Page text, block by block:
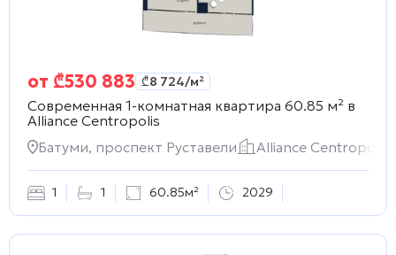
от ₾530 883 ₾8 724/м²
Современная 1-комнатная квартира 60.85 м² в
Alliance Centropolis
Батуми, проспект Руставели
Alliance Centropolis
1 1 60.85м² 2029